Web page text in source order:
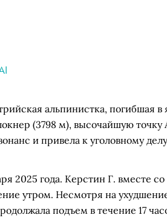
альпинистка, погибшая в
(3798 м), высочайшую точку
и привела к уголовному
2025 года. Керстин Г. вместе
утром. Несмотря на
подъем в течение 17